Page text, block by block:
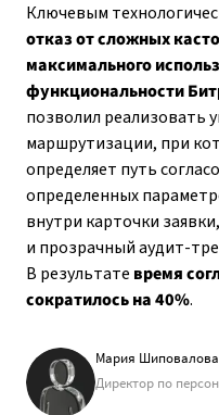
Ключевым
отказ от сложных
максимального
функциональности
позволил реализовать
маршрутизации, при
определяет путь
определенных
внутри карточки
и прозрачный аудит-
В результате время
сократилось на 40%.
Мария Шиповалова
Директор по